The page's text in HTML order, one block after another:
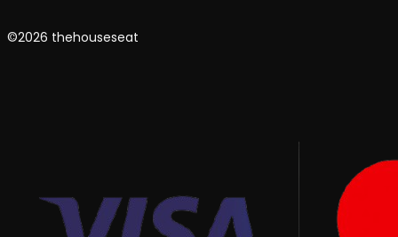
©2026 thehouseseat